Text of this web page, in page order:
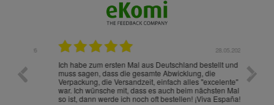
28.05.2026
Ich habe zum ersten Mal aus Deutschland bestellt und
muss sagen, dass die gesamte Abwicklung, die
Verpackung, die Versandzeit, einfach alles "excelente"
war. Ich wünsche mit, dass es auch beim nächsten Mal
so ist, dann werde ich noch oft bestellen! ¡Viva España!
Die
gut
ist